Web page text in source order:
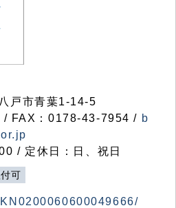
戸市青葉1-14-5
FAX：0178-43-7954 / b
/ 定休日：日、祝日
可